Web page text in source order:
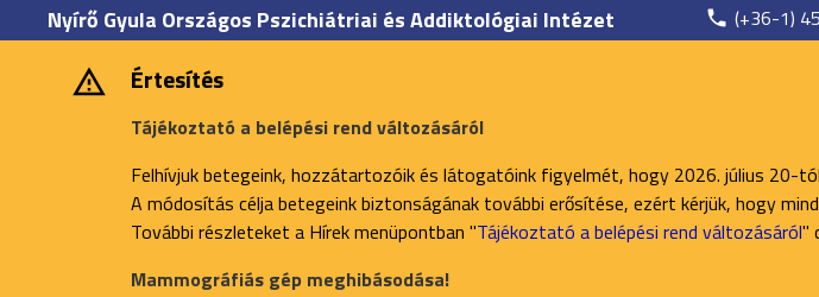
Nyírő Gyula Országos Pszichiátriai és Addiktológiai Intézet (+36-1)
Értesítés
Tájékoztató a belépési rend változásáról
Felhívjuk betegeink, hozzátartozóik és látogatóink figyelmét, hogy 2026. július 20-
A módosítás célja betegeink biztonságának további erősítése, ezért kérjük, hogy
További részleteket a Hírek menüpontban "Tájékoztató a belépési rend változásáról"
Mammográfiás gép meghibásodása!